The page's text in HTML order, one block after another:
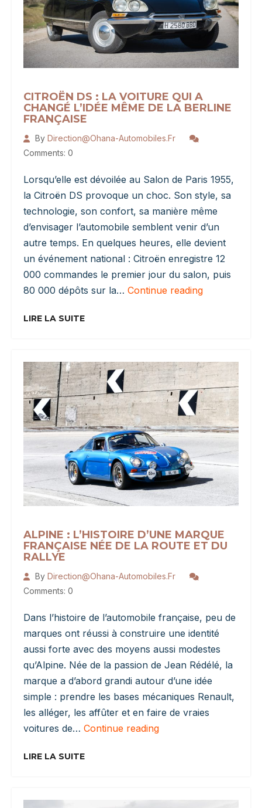
CITROËN DS : LA VOITURE QUI A
CHANGÉ L’IDÉE MÊME DE LA BERLINE
FRANÇAISE
By Direction@ohana-Automobiles.fr
Comments: 0
Lorsqu’elle est dévoilée au Salon de Paris 1955,
la Citroën DS provoque un choc. Son style, sa
technologie, son confort, sa manière même
d’envisager l’automobile semblent venir d’un
autre temps. En quelques heures, elle devient
un événement national : Citroën enregistre 12
000 commandes le premier jour du salon, puis
80 000 dépôts sur la… Continue readingCitroën
A
Changé
L’idée
Même
De
La
Berline
Française
LIRE LA SUITE
ALPINE : L’HISTOIRE D’UNE MARQUE
FRANÇAISE NÉE DE LA ROUTE ET DU
RALLYE
By Direction@ohana-Automobiles.fr
Comments: 0
Dans l’histoire de l’automobile française, peu de
marques ont réussi à construire une identité
aussi forte avec des moyens aussi modestes
qu’Alpine. Née de la passion de Jean Rédélé, la
marque a d’abord grandi autour d’une idée
simple : prendre les bases mécaniques Renault,
les alléger, les affûter et en faire de vraies
voitures de… Continue readingAlpine
LIRE LA SUITE